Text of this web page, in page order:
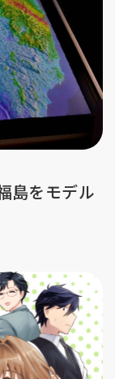
島をモデル